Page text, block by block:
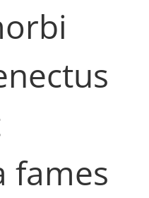
fames